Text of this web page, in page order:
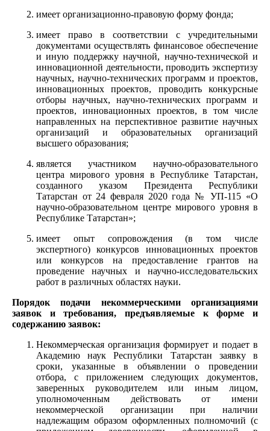
имеет организационно-правовую форму фонда;
имеет право в соответствии с учредительными
документами осуществлять финансовое обеспечение
и иную поддержку научной, научно-технической и
инновационной деятельности, проводить экспертизу
научных, научно-технических программ и проектов,
инновационных проектов, проводить конкурсные
отборы научных, научно-технических программ и
проектов, инновационных проектов, в том числе
направленных на перспективное развитие научных
организаций и образовательных организаций
высшего образования;
является участником научно-образовательного
центра мирового уровня в Республике Татарстан,
созданного указом Президента Республики
Татарстан от 24 февраля 2020 года № УП-115 «О
научно-образовательном центре мирового уровня в
Республике Татарстан»;
имеет опыт сопровождения (в том числе
экспертного) конкурсов инновационных проектов
или конкурсов на предоставление грантов на
проведение научных и научно-исследовательских
работ в различных областях науки.
Порядок подачи некоммерческими организациями
заявок и требования, предъявляемые к форме и
содержанию заявок:
Некоммерческая организация формирует и подает в
Академию наук Республики Татарстан заявку в
сроки, указанные в объявлении о проведении
отбора, с приложением следующих документов,
заверенных руководителем или иным лицом,
уполномоченным действовать от имени
некоммерческой организации при наличии
надлежащим образом оформленных полномочий (с